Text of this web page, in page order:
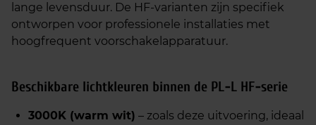
lange levensduur. De HF‑varianten zijn specifiek
ontworpen voor professionele installaties met
hoogfrequent voorschakelapparatuur.
Beschikbare lichtkleuren binnen de PL‑L HF‑serie
3000K (warm wit) – zoals deze uitvoering, ideaal